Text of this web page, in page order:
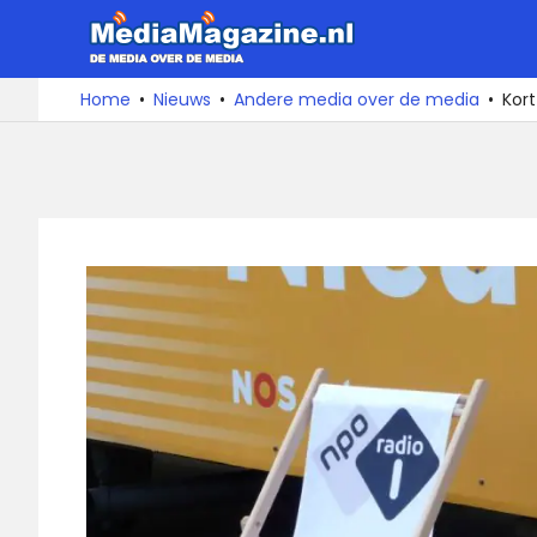
de
De
media
over
Home Nieuws Andere media over de media